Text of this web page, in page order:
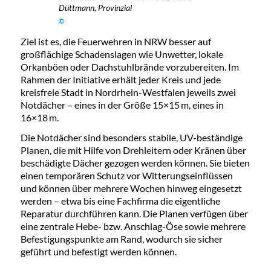
Düttmann, Provinzial
©
Ziel ist es, die Feuerwehren in NRW besser auf
großflächige Schadenslagen wie Unwetter, lokale
Orkanböen oder Dachstuhlbrände vorzubereiten. Im
Rahmen der Initiative erhält jeder Kreis und jede
kreisfreie Stadt in Nordrhein-Westfalen jeweils zwei
Notdächer – eines in der Größe 15×15 m, eines in
16×18 m.
Die Notdächer sind besonders stabile, UV-beständige
Planen, die mit Hilfe von Drehleitern oder Kränen über
beschädigte Dächer gezogen werden können. Sie bieten
einen temporären Schutz vor Witterungseinflüssen
und können über mehrere Wochen hinweg eingesetzt
werden – etwa bis eine Fachfirma die eigentliche
Reparatur durchführen kann. Die Planen verfügen über
eine zentrale Hebe- bzw. Anschlag-Öse sowie mehrere
Befestigungspunkte am Rand, wodurch sie sicher
geführt und befestigt werden können.